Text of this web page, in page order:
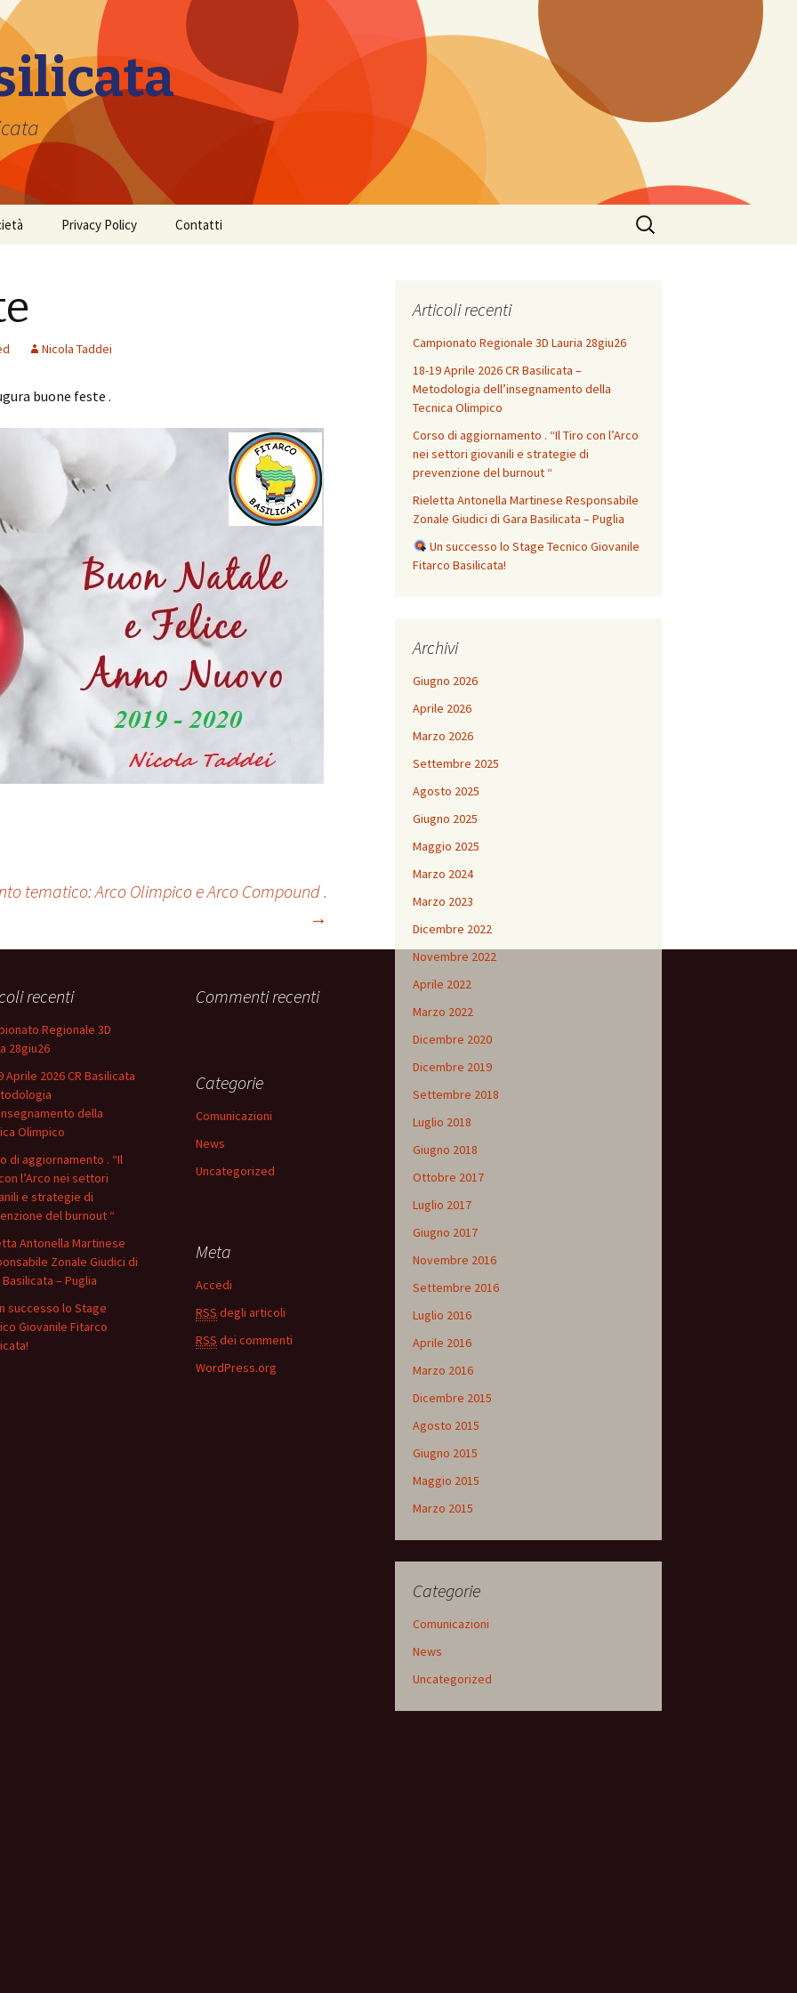
Privacy Policy Contatti
Ricerca
per:
Nicola Taddei
buone feste .
tematico: Arco Olimpico e Arco Compound .
→
Articoli recenti
Campionato Regionale 3D Lauria 28giu26
18-19 Aprile 2026 CR Basilicata –
Metodologia dell’insegnamento della
Tecnica Olimpico
Corso di aggiornamento . “Il Tiro con l’Arco
nei settori giovanili e strategie di
prevenzione del burnout “
Rieletta Antonella Martinese Responsabile
Zonale Giudici di Gara Basilicata – Puglia
Un successo lo Stage Tecnico Giovanile
Fitarco Basilicata!
Archivi
Giugno 2026
Aprile 2026
Marzo 2026
Settembre 2025
Agosto 2025
Giugno 2025
Maggio 2025
Marzo 2024
Marzo 2023
Dicembre 2022
Novembre 2022
Aprile 2022
Marzo 2022
Dicembre 2020
Dicembre 2019
Settembre 2018
Luglio 2018
Giugno 2018
Ottobre 2017
Luglio 2017
Giugno 2017
Novembre 2016
Settembre 2016
Luglio 2016
Aprile 2016
Marzo 2016
Dicembre 2015
Agosto 2015
Giugno 2015
Maggio 2015
Marzo 2015
Categorie
Comunicazioni
News
Uncategorized
recenti
Regionale 3D
28giu26
Aprile 2026 CR Basilicata
della
Olimpico
di aggiornamento . “Il
l’Arco nei settori
e strategie di
del burnout “
Antonella Martinese
Zonale Giudici di
Basilicata – Puglia
successo lo Stage
Giovanile Fitarco
Commenti recenti
Categorie
Comunicazioni
News
Uncategorized
Meta
Accedi
RSS degli articoli
RSS dei commenti
WordPress.org